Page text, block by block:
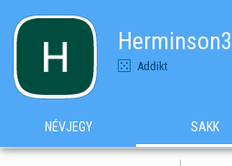
Herminson3
Addikt
NÉVJEGY SAKK